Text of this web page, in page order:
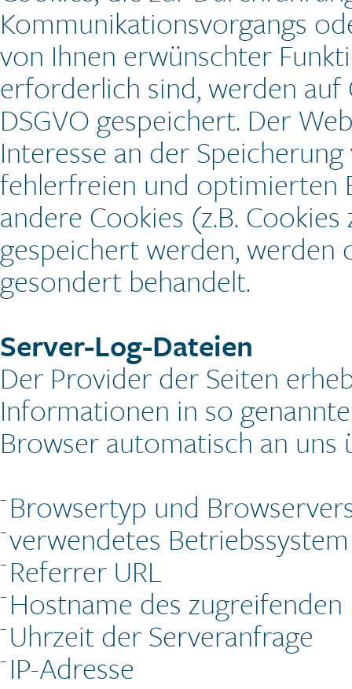
Kommunikationsvorgangs
von Ihnen erwünschter
erforderlich sind, werden auf
DSGVO gespeichert. Der
Interesse an der
fehlerfreien und optimierten
andere Cookies (z.B.
gespeichert werden, werden
gesondert behandelt.
Server-Log-Dateien
Der Provider der Seiten
Informationen in so
Browser automatisch an uns
Browsertyp und
verwendetes Betriebssystem
Referrer URL
Hostname des zugreifenden
Uhrzeit der Serveranfrage
IP-Adresse